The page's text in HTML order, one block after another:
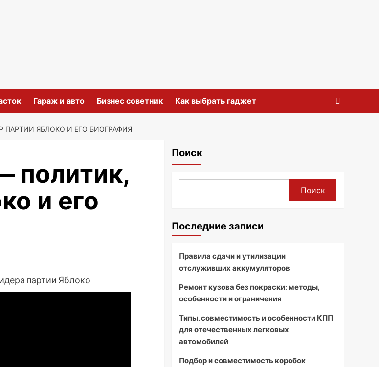
Гараж и авто Бизнес советник Как выбрать гаджет
ЯБЛОКО И ЕГО БИОГРАФИЯ
политик,
и его
Поиск
Поиск
Последние записи
Правила сдачи и утилизации
отслуживших аккумуляторов
Ремонт кузова без покраски: методы,
особенности и ограничения
Типы, совместимость и особенности КПП
для отечественных легковых
автомобилей
Подбор и совместимость коробок